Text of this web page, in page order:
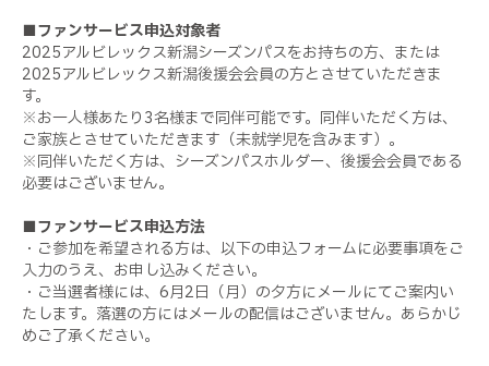
■ファンサービス申込対象者
2025アルビレックス新潟シーズンパスをお持ちの方、または
2025アルビレックス新潟後援会会員の方とさせていただきま
す。
※お一人様あたり3名様まで同伴可能です。同伴いただく方は、
ご家族とさせていただきます（未就学児を含みます）。
※同伴いただく方は、シーズンパスホルダー、後援会会員である
必要はございません。
■ファンサービス申込方法
・ご参加を希望される方は、以下の申込フォームに必要事項をご
入力のうえ、お申し込みください。
・ご当選者様には、6月2日（月）の夕方にメールにてご案内い
たします。落選の方にはメールの配信はございません。あらかじ
めご了承ください。